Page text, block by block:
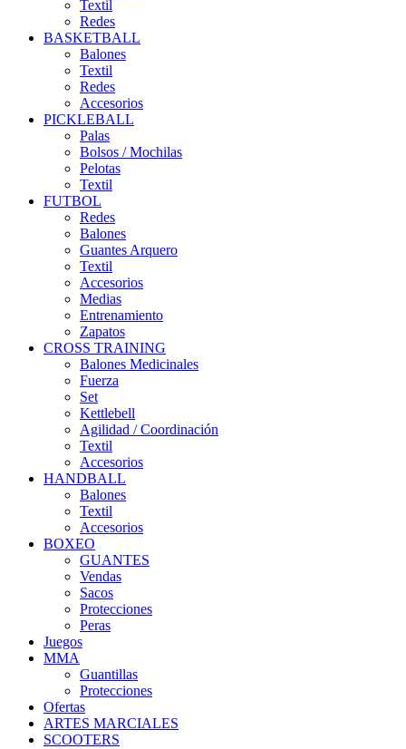
Textil
Redes
BASKETBALL
Balones
Textil
Redes
Accesorios
PICKLEBALL
Palas
Bolsos / Mochilas
Pelotas
Textil
FUTBOL
Redes
Balones
Guantes Arquero
Textil
Accesorios
Medias
Entrenamiento
Zapatos
CROSS TRAINING
Balones Medicinales
Fuerza
Set
Kettlebell
Agilidad / Coordinación
Textil
Accesorios
HANDBALL
Balones
Textil
Accesorios
BOXEO
GUANTES
Vendas
Sacos
Protecciones
Peras
Juegos
MMA
Guantillas
Protecciones
Ofertas
ARTES MARCIALES
SCOOTERS